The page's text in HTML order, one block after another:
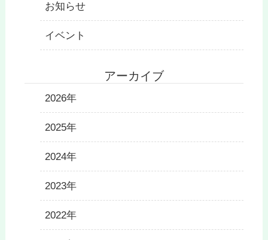
お知らせ
イベント
アーカイブ
2026年
2025年
2024年
2023年
2022年